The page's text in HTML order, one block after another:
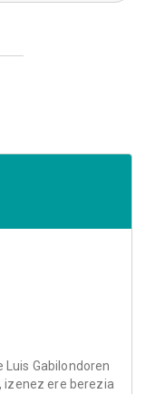
Gabilondoren
izenez ere berezia